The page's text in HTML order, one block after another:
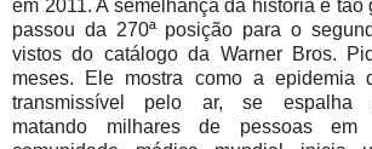
em 2011. A semelhança da história é tão
passou da 270ª posição para o
vistos do catálogo da Warner Bros.
meses. Ele mostra como a epidemia
transmissível pelo ar, se espalha
matando milhares de pessoas